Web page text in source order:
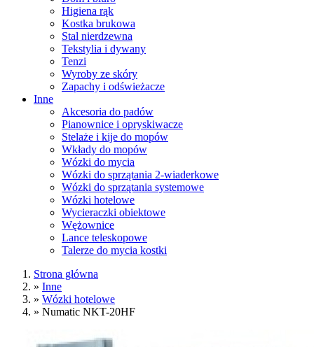
Higiena rąk
Kostka brukowa
Stal nierdzewna
Tekstylia i dywany
Tenzi
Wyroby ze skóry
Zapachy i odświeżacze
Inne
Akcesoria do padów
Pianownice i opryskiwacze
Stelaże i kije do mopów
Wkłady do mopów
Wózki do mycia
Wózki do sprzątania 2-wiaderkowe
Wózki do sprzątania systemowe
Wózki hotelowe
Wycieraczki obiektowe
Wężownice
Lance teleskopowe
Talerze do mycia kostki
Strona główna
» Inne
» Wózki hotelowe
» Numatic NKT-20HF